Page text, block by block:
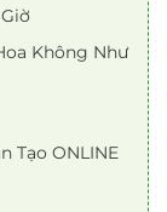
Không Như
Tạo ONLINE